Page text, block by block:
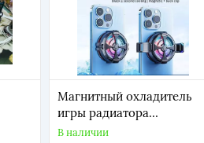
Магнитный охладитель
игры радиатора
полупроводника AL12
В наличии